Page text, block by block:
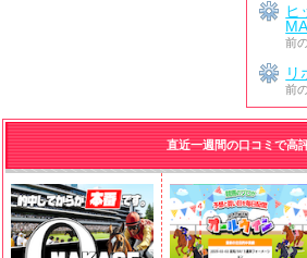
ヒ
前
リ
前
直近一週間の口コミで高